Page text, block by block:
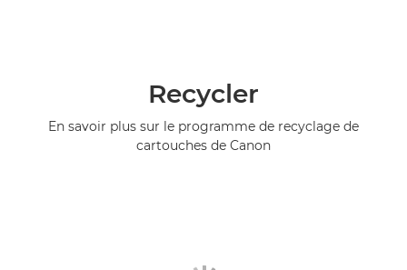
Recycler
En savoir plus sur le programme de recyclage de
cartouches de Canon